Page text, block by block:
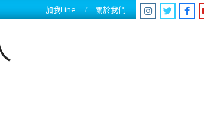
加我Line 關於我們